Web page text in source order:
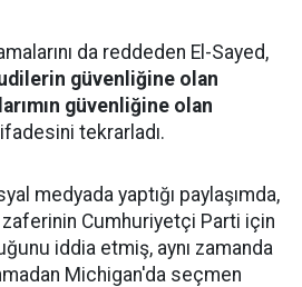
da reddeden El-Sayed,
güvenliğine olan
güvenliğine olan
ifadesini tekrarladı.
medyada yaptığı paylaşımda,
Cumhuriyetçi Parti için
iddia etmiş, aynı zamanda
Michigan'da seçmen